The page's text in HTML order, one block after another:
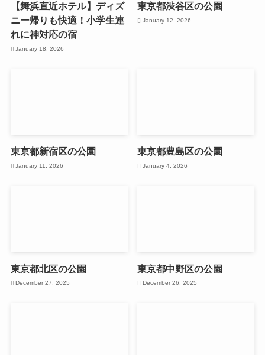
【舞浜直近ホテル】ディズ
ニー帰りも快適！小学生連
れに神対応の宿
January 18, 2026
東京都渋谷区の公園
January 12, 2026
東京都新宿区の公園
January 11, 2026
東京都豊島区の公園
January 4, 2026
東京都北区の公園
December 27, 2025
東京都中野区の公園
December 26, 2025